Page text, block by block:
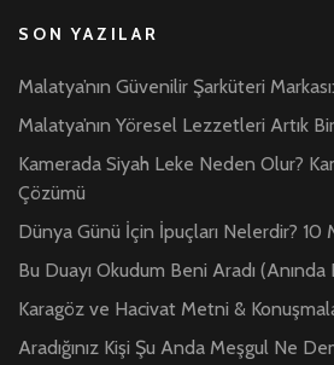
SON YAZILAR
Malatya’nın Güvenilir Şarküteri
Malatya’nın Yöresel Lezzetleri Artık Bir
Kamerada Siyah Leke Neden Olur?
Çözümü
Dünya Günü İçin İpuçları Nelerdir? 10
Bu Duayı Okudum Beni Aradı (Anında
Karagöz ve Hacivat Metni &
Aradığınız Kişi Şu Anda Meşgul Ne